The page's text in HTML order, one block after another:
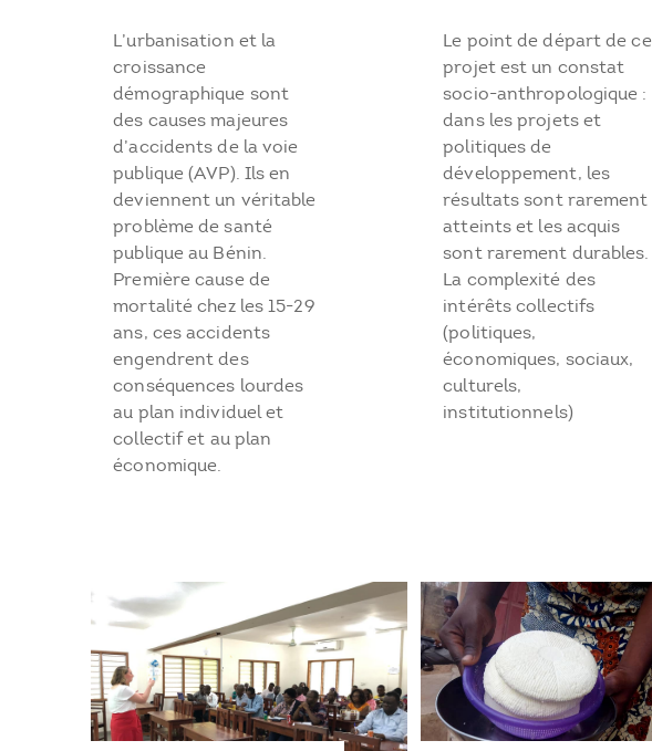
L’urbanisation et la
croissance
démographique sont
des causes majeures
d’accidents de la voie
publique (AVP). Ils en
deviennent un véritable
problème de santé
publique au Bénin.
Première cause de
mortalité chez les 15-29
ans, ces accidents
engendrent des
conséquences lourdes
au plan individuel et
collectif et au plan
économique.
Le point de départ de ce
projet est un constat
socio-anthropologique :
dans les projets et
politiques de
développement, les
résultats sont rarement
atteints et les acquis
sont rarement durables.
La complexité des
intérêts collectifs
(politiques,
économiques, sociaux,
culturels,
institutionnels)